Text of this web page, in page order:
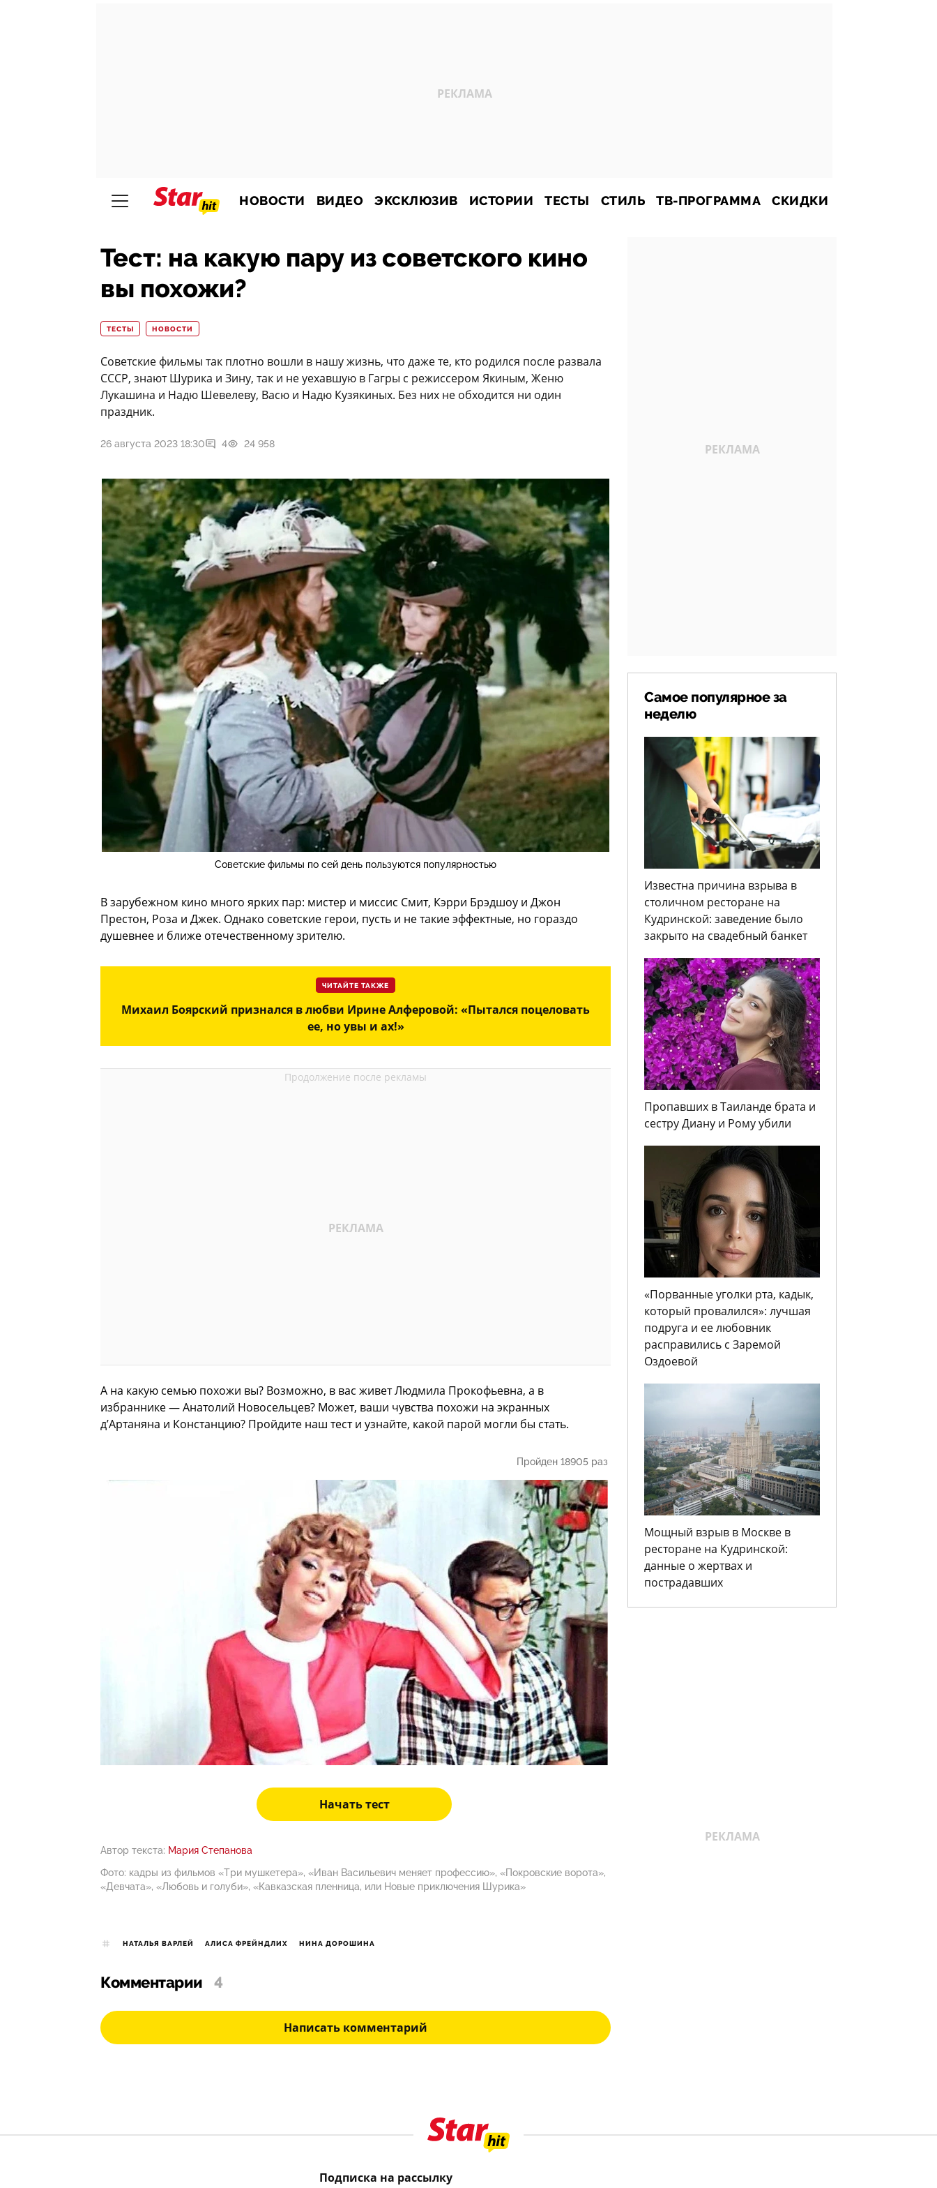
НОВОСТИ ВИДЕО ЭКСКЛЮЗИВ ИСТОРИИ ТЕСТЫ СТИЛЬ ТВ-ПРОГРАММА СКИДКИ
Тест: на какую пару из советского кино
вы похожи?
ТЕСТЫ НОВОСТИ
Советские фильмы так плотно вошли в нашу жизнь, что даже те, кто родился после развала
СССР, знают Шурика и Зину, так и не уехавшую в Гагры с режиссером Якиным, Женю
Лукашина и Надю Шевелеву, Васю и Надю Кузякиных. Без них не обходится ни один
праздник.
26 августа 2023 18:30 4 24 958
Советские фильмы по сей день пользуются популярностью
В зарубежном кино много ярких пар: мистер и миссис Смит, Кэрри Брэдшоу и Джон
Престон, Роза и Джек. Однако советские герои, пусть и не такие эффектные, но гораздо
душевнее и ближе отечественному зрителю.
ЧИТАЙТЕ ТАКЖЕ
Михаил Боярский признался в любви Ирине Алферовой: «Пытался поцеловать
ее, но увы и ах!»
А на какую семью похожи вы? Возможно, в вас живет Людмила Прокофьевна, а в
избраннике — Анатолий Новосельцев? Может, ваши чувства похожи на экранных
д’Артаняна и Констанцию? Пройдите наш тест и узнайте, какой парой могли бы стать.
Пройден 18905 раз
Начать тест
Автор текста: Мария Степанова
Фото: кадры из фильмов «Три мушкетера», «Иван Васильевич меняет профессию», «Покровские ворота»,
«Девчата», «Любовь и голуби», «Кавказская пленница, или Новые приключения Шурика»
НАТАЛЬЯ ВАРЛЕЙ АЛИСА ФРЕЙНДЛИХ НИНА ДОРОШИНА
Комментарии 4
Написать комментарий
Самое популярное за
неделю
Известна причина взрыва в
столичном ресторане на
Кудринской: заведение было
закрыто на свадебный банкет
Пропавших в Таиланде брата и
сестру Диану и Рому убили
«Порванные уголки рта, кадык,
который провалился»: лучшая
подруга и ее любовник
расправились с Заремой
Оздоевой
Мощный взрыв в Москве в
ресторане на Кудринской:
данные о жертвах и
пострадавших
Подписка на рассылку